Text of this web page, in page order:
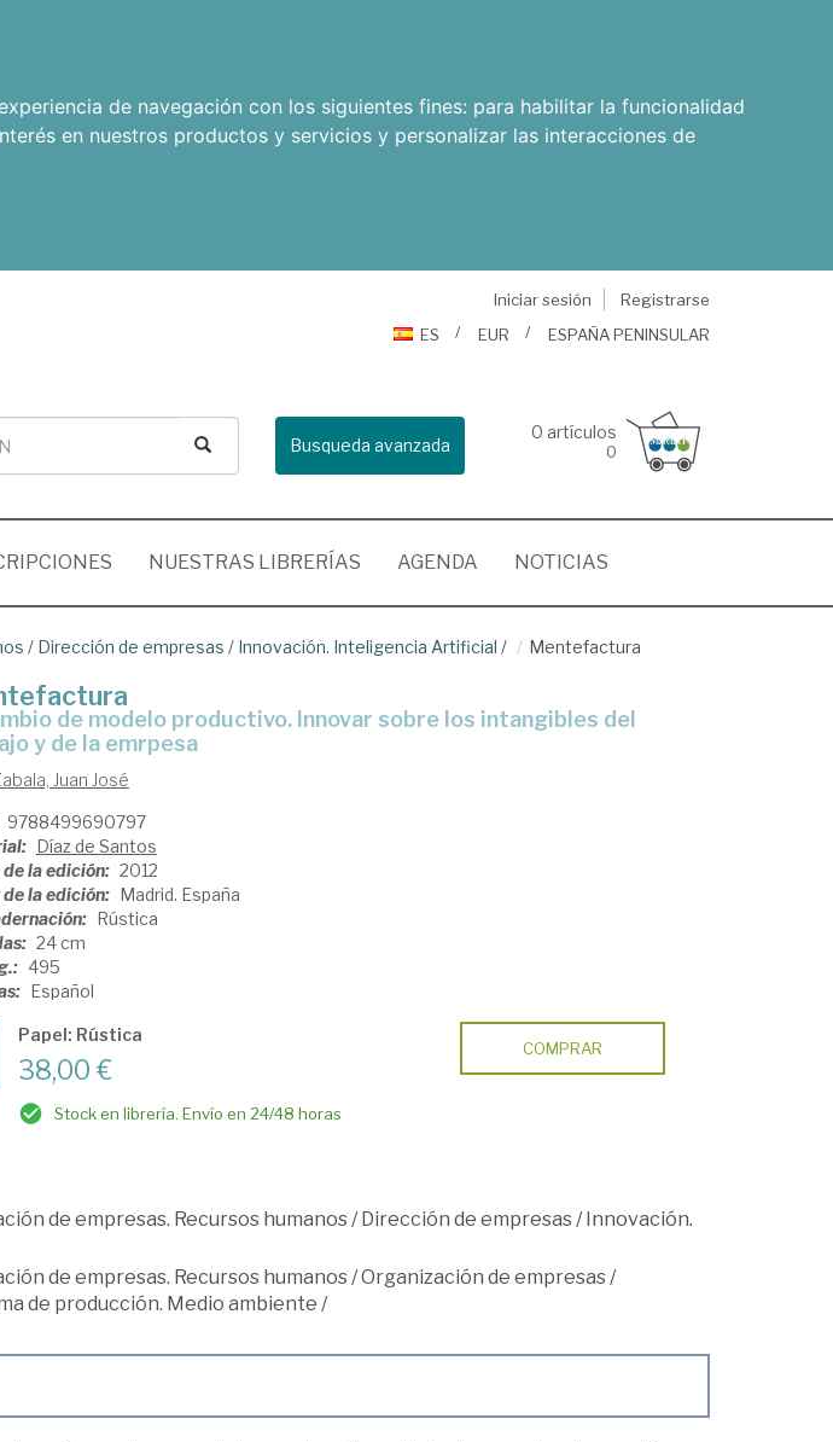
de navegación con los siguientes fines: para habilitar la funcionalidad
en nuestros productos y servicios y personalizar las interacciones de
Iniciar sesión
Registrarse
ES
EUR ESPAÑA PENINSULAR
Busqueda avanzada
0 artículos
0
NUESTRAS LIBRERÍAS AGENDA NOTICIAS
/ Dirección de empresas / Innovación. Inteligencia Artificial / Mentefactura
y de la emrpesa
Juan José
9788499690797
Díaz de Santos
de la edición: 2012
la edición: Madrid. España
Rústica
24 cm
495
Español
Papel: Rústica
38,00 €
Stock en librería. Envío en 24/48 horas
COMPRAR
de empresas. Recursos humanos/Dirección de empresas/Innovación.
de empresas. Recursos humanos/Organización de empresas/
de producción. Medio ambiente /